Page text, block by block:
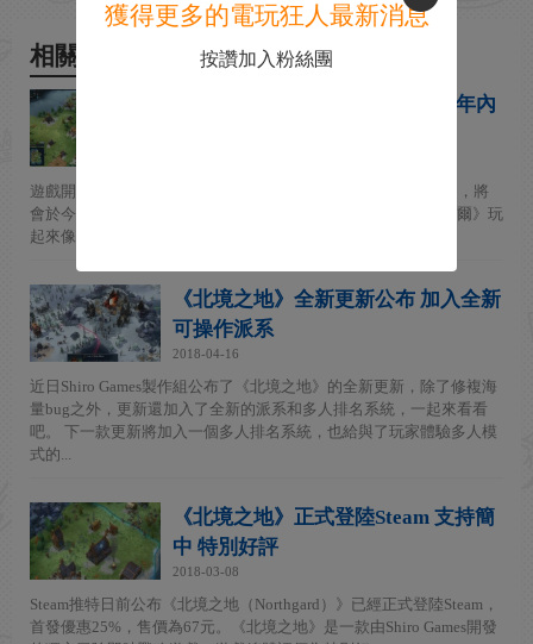
相關新聞
維京人主題戰略遊戲《北加爾》年內
遊戲開發商 Shiro Games 的維京人主題實時戰略遊戲《北加爾》，將
會於今年稍晚登上 PlayStation 4、Xbox One 和 Switch。 《北加爾》玩
起來像是經典的《工人物語》系列...
《北境之地》全新更新公布 加入全新
可操作派系
2018-04-16
近日Shiro Games製作組公布了《北境之地》的全新更新，除了修複海
量bug之外，更新還加入了全新的派系和多人排名系統，一起來看看
吧。 下一款更新將加入一個多人排名系統，也給與了玩家體驗多人模
式的...
《北境之地》正式登陸Steam 支持簡
中 特別好評
2018-03-08
Steam推特日前公布《北境之地（Northgard）》已經正式登陸Steam，
首發優惠25%，售價為67元。《北境之地》是一款由Shiro Games開發
獲得更多的電玩狂人最新消息
按讚加入粉絲團